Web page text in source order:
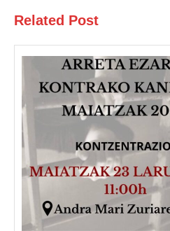
Related Post